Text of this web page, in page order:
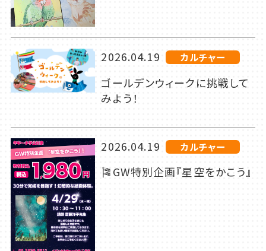
2026.04.19 カルチャー
ゴールデンウィークに挑戦して
みよう！
2026.04.19 カルチャー
🎏GW特別企画『星空をかこう』